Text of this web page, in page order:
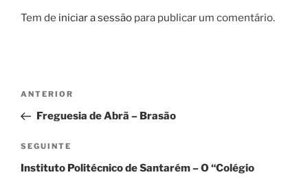
Tem de iniciar a sessão para publicar um comentário.
Navegação
artigos
Conteúdo
anterior
ANTERIOR
Freguesia de Abrã – Brasão
Conteúdo
seguinte
SEGUINTE
Instituto Politécnico de Santarém – O “Colégio